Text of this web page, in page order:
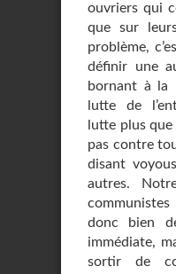
ouvriers qui
que sur
problème,
définir une
bornant à la
lutte de
lutte plus
pas contre
disant
autres.
donc bien
immédiate,
sortir de